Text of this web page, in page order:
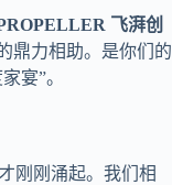
飞湃创
鼎力相助。是你们的
宴”。
刚刚涌起。我们相